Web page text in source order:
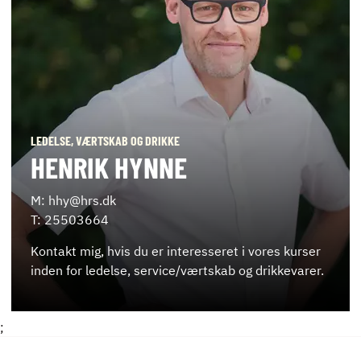
LEDELSE, VÆRTSKAB OG DRIKKE
HENRIK HYNNE
M: hhy@hrs.dk
T: 25503664
Kontakt mig, hvis du er interesseret i vores kurser
inden for ledelse, service/værtskab og drikkevarer.
;